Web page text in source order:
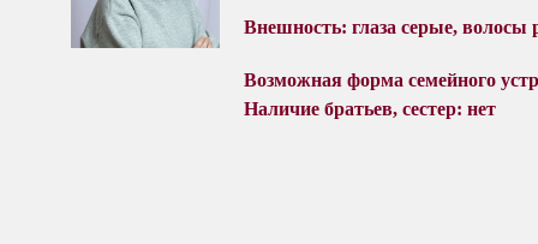
Внешность: глаза серые, волосы
Возможная форма семейного
Наличие братьев, сестер: нет